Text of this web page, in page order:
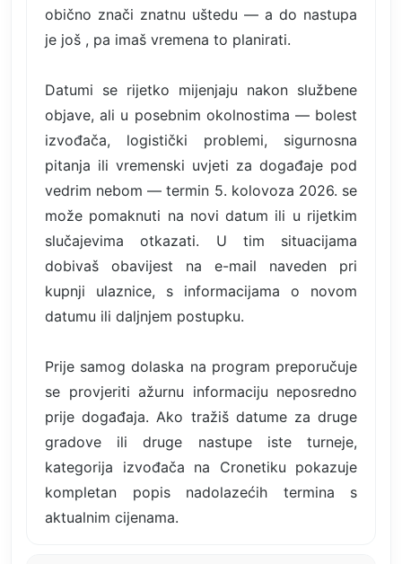
obično znači znatnu uštedu — a do nastupa
je još , pa imaš vremena to planirati.
Datumi se rijetko mijenjaju nakon službene
objave, ali u posebnim okolnostima — bolest
izvođača, logistički problemi, sigurnosna
pitanja ili vremenski uvjeti za događaje pod
vedrim nebom — termin 5. kolovoza 2026. se
može pomaknuti na novi datum ili u rijetkim
slučajevima otkazati. U tim situacijama
dobivaš obavijest na e-mail naveden pri
kupnji ulaznice, s informacijama o novom
datumu ili daljnjem postupku.
Prije samog dolaska na program preporučuje
se provjeriti ažurnu informaciju neposredno
prije događaja. Ako tražiš datume za druge
gradove ili druge nastupe iste turneje,
kategorija izvođača na Cronetiku pokazuje
kompletan popis nadolazećih termina s
aktualnim cijenama.